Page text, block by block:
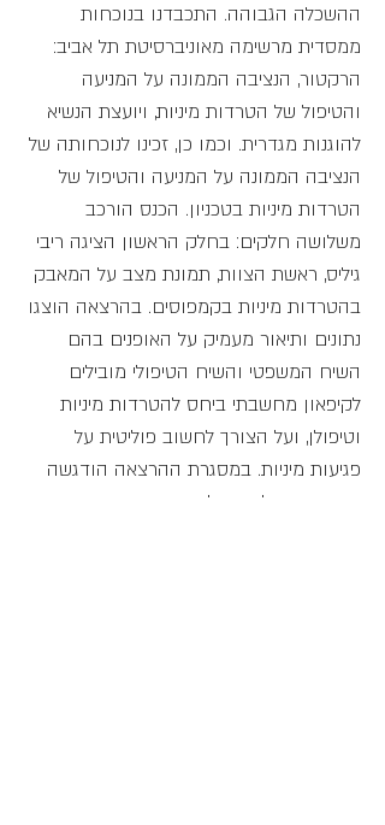
ההשכלה הגבוהה. התכבדנו בנוכחות
ממסדית מרשימה מאוניברסיטת תל אביב:
הרקטור, הנציבה הממונה על המניעה
והטיפול של הטרדות מיניות, ויועצת הנשיא
להוגנות מגדרית. וכמו כן, זכינו לנוכחותה של
הנציבה הממונה על המניעה והטיפול של
הטרדות מיניות בטכניון. הכנס הורכב
משלושה חלקים: בחלק הראשון הציגה ריבי
גיליס, ראשת הצוות, תמונת מצב על המאבק
בהטרדות מיניות בקמפוסים. בהרצאה הוצגו
נתונים ותיאור מעמיק על האופנים בהם
השיח המשפטי והשיח הטיפולי מובילים
לקיפאון מחשבתי ביחס להטרדות מיניות
וטיפולן, ועל הצורך לחשוב פוליטית על
פגיעות מיניות. במסגרת ההרצאה הודגשה
חשיבותה של הקהילה האקדמית בשינוי